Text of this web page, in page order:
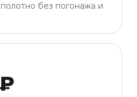
без погонажа и